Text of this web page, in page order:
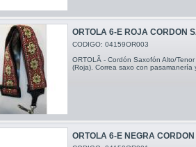
ORTOLA 6-E ROJA CORDON
CODIGO: 04159OR003
ORTOLÃ - Cordón Saxofón Alto/Tenor
(Roja). Correa saxo con pasamanería
ORTOLA 6-E NEGRA